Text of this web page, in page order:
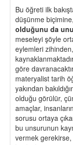
Bu öğreti ilk
düşünme
olduğunu da
meseleyi şöyle
eylemleri
göre
materyalist tarih
yakından
olduğu görülür,
amaçlar,
sorusu ortaya
bu unsurunun
vermek